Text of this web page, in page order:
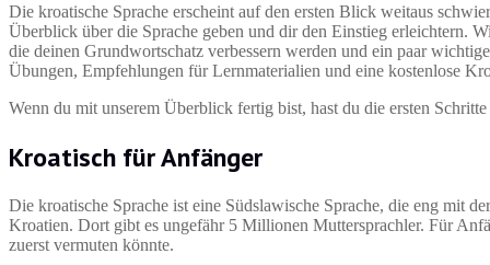
Die kroatische Sprache erscheint auf den ersten Blick weitaus
Überblick über die Sprache geben und dir den Einstieg erleichtern.
die deinen Grundwortschatz verbessern werden und ein paar
Übungen, Empfehlungen für Lernmaterialien und eine kostenlose
Wenn du mit unserem Überblick fertig bist, hast du die ersten
Kroatisch für Anfänger
Die kroatische Sprache ist eine Südslawische Sprache, die eng mit
Kroatien. Dort gibt es ungefähr 5 Millionen Muttersprachler. Für
zuerst vermuten könnte.